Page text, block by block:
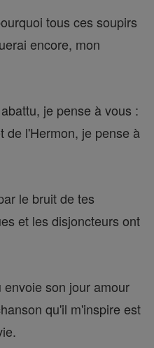
tous ces soupirs
encore, mon
je pense à vous :
de l'Hermon, je pense à
le bruit de tes
et les disjoncteurs ont
son jour amour
qu'il m'inspire est